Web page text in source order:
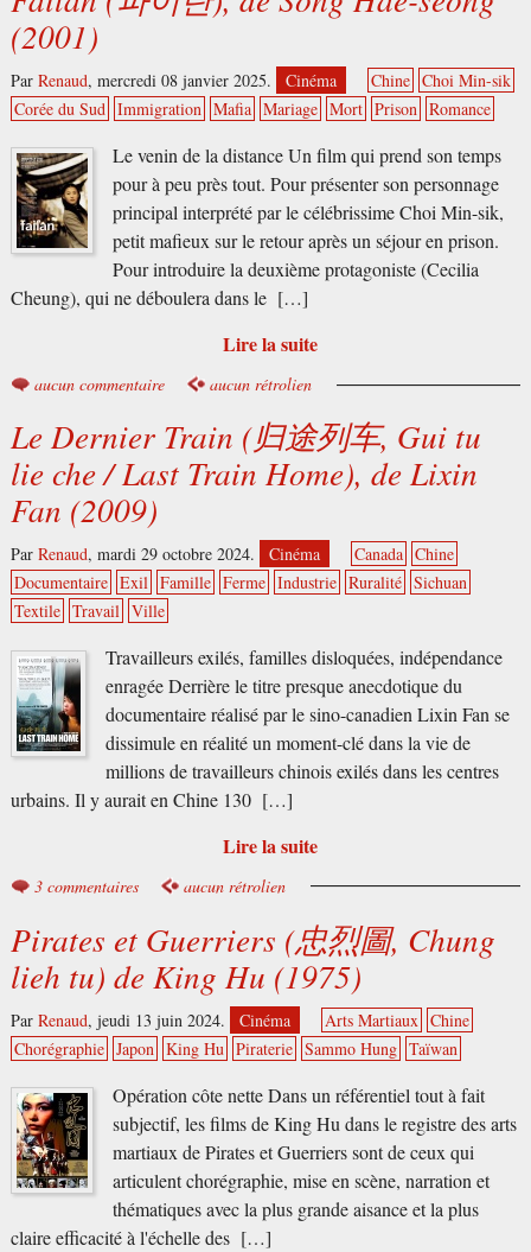
(2001)
Par Renaud, mercredi 08 janvier 2025. Cinéma Chine Choi Min-sik
Corée du Sud Immigration Mafia Mariage Mort Prison Romance
Le venin de la distance Un film qui prend son temps
pour à peu près tout. Pour présenter son personnage
principal interprété par le célébrissime Choi Min-sik,
petit mafieux sur le retour après un séjour en prison.
Pour introduire la deuxième protagoniste (Cecilia
Cheung), qui ne déboulera dans le […]
Lire la suite
aucun commentaire aucun rétrolien
Le Dernier Train (归途列车, Gui tu
lie che / Last Train Home), de Lixin
Fan (2009)
Par Renaud, mardi 29 octobre 2024. Cinéma Canada Chine
Documentaire Exil Famille Ferme Industrie Ruralité Sichuan
Textile Travail Ville
Travailleurs exilés, familles disloquées, indépendance
enragée Derrière le titre presque anecdotique du
documentaire réalisé par le sino-canadien Lixin Fan se
dissimule en réalité un moment-clé dans la vie de
millions de travailleurs chinois exilés dans les centres
urbains. Il y aurait en Chine 130 […]
Lire la suite
3 commentaires aucun rétrolien
Pirates et Guerriers (忠烈圖, Chung
lieh tu) de King Hu (1975)
Par Renaud, jeudi 13 juin 2024. Cinéma Arts Martiaux Chine
Chorégraphie Japon King Hu Piraterie Sammo Hung Taïwan
Opération côte nette Dans un référentiel tout à fait
subjectif, les films de King Hu dans le registre des arts
martiaux de Pirates et Guerriers sont de ceux qui
articulent chorégraphie, mise en scène, narration et
thématiques avec la plus grande aisance et la plus
claire efficacité à l'échelle des […]